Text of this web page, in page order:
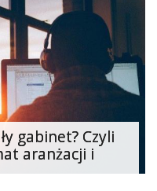
gabinet? Czyli
aranżacji i